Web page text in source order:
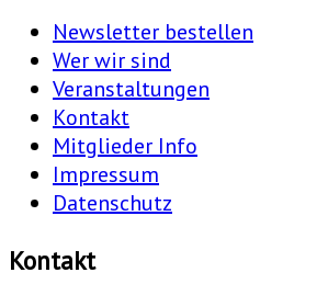
Newsletter bestellen
Wer wir sind
Veranstaltungen
Kontakt
Mitglieder Info
Impressum
Datenschutz
Kontakt